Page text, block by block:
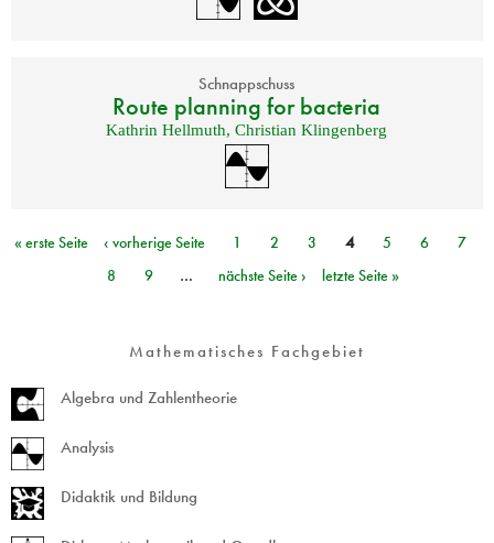
Schnappschuss
Route planning for bacteria
Kathrin Hellmuth,Christian Klingenberg
Seiten
« erste Seite ‹ vorherige Seite 1 2 3 4 5 6
7
8
9 … nächste Seite › letzte Seite »
Mathematisches Fachgebiet
Algebra und Zahlentheorie
Analysis
Didaktik und Bildung